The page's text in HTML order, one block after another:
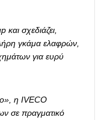
σχεδιάζει,
γκάμα ελαφρών,
για ευρύ
η IVECO
σε πραγματικό